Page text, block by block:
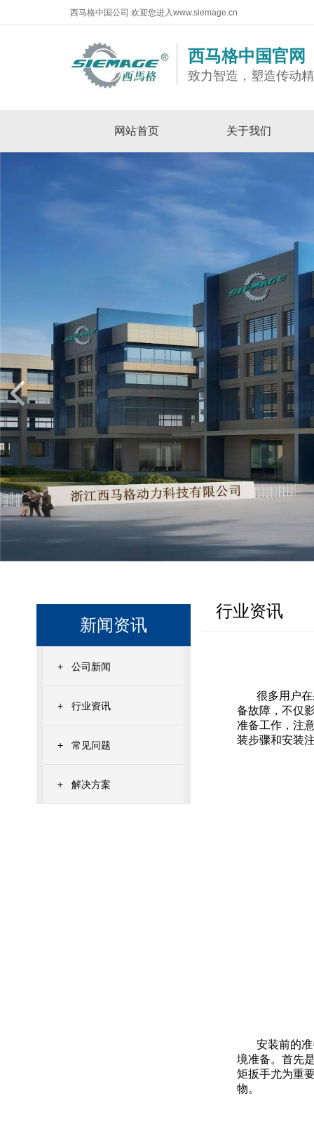
西马格中国公司 欢迎您进入www.siemage.cn
西马格中国官网
致力智造，塑造传动
网站首页 关于我们
新闻资讯
+ 公司新闻
+ 行业资讯
+ 常见问题
+ 解决方案
行业资讯
很多用户
备故障，不仅
准备工作，注
装步骤和安装
安装前的
境准备。首先
矩扳手尤为重
物。